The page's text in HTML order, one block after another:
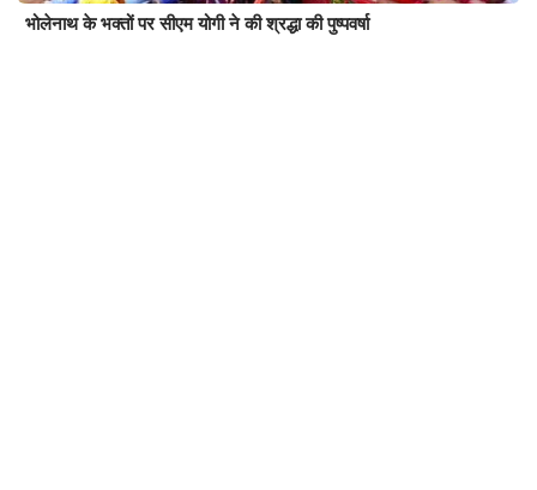
भोलेनाथ के भक्तों पर सीएम योगी ने की श्रद्धा की पुष्पवर्षा